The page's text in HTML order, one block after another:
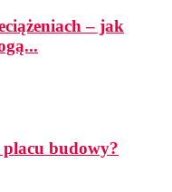
– jak
placu budowy?